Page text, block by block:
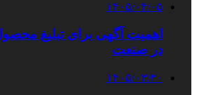
۱۴۰۵/۰۴/۰۵
اهمیت آگهی برای تبلیغ
در صنعت
۱۴۰۵/۰۳/۳۰